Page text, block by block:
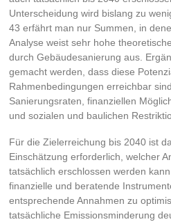
Unterscheidung wird bislang zu
43 erfährt man nur Summen, in
Analyse weist sehr hohe
durch Gebäudesanierung aus.
gemacht werden, dass diese
Rahmenbedingungen erreichbar
Sanierungsraten, finanziellen
und sozialen und baulichen
Für die Zielerreichung bis 2040 ist
Einschätzung erforderlich, welcher
tatsächlich erschlossen werden
finanzielle und beratende
entsprechende Annahmen zu
tatsächliche Emissionsminderung